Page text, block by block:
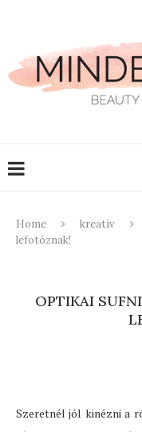
Home kreatív
lefotóznak!
OPTIKAI
Szeretnél jól kinézni a